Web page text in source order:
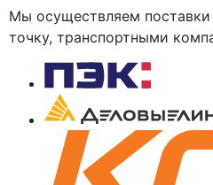
Мы осуществляем
точку, транспортными